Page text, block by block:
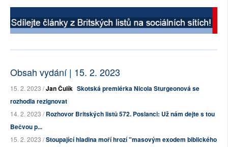
Obsah vydání | 15. 2. 2023
15. 2. 2023 /Jan Čulík Skotská premiérka Nicola Sturgeonová se
rozhodla rezignovat
14. 2. 2023 /Rozhovor Britských listů 572. Poslanci: Už nám dejte s tou
Bečvou p...
15. 2. 2023 /Stoupající hladina moří hrozí "masovým exodem biblického